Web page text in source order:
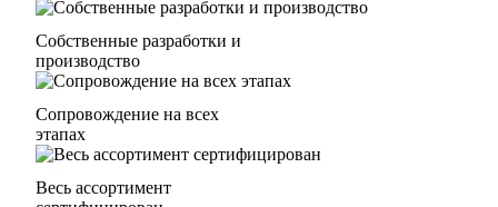
Собственные разработки и
производство
Сопровождение на всех
этапах
Весь ассортимент